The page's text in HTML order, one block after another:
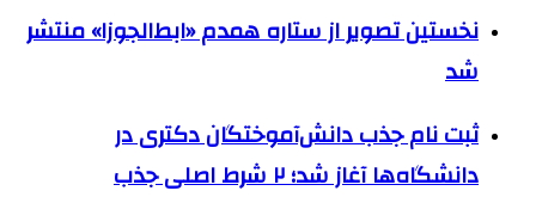
نخستین تصویر از ستاره همدم «ابط‌الجوزا» منتشر
شد
ثبت نام جذب دانش‌آموختگان دکتری در
دانشگاه‌ها آغاز شد؛ ۲ شرط اصلی جذب